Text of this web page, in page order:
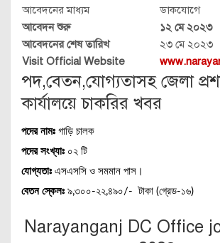
আবেদনের মাধ্যম
ডাকযোগে
আবেদন শুরু
১২ মে ২০২৩
আবেদনের শেষ তারিখ
২৩ মে ২০২৩
Visit Official Website
পদ,বেতন,যোগ্যতাসহ জেলা
কার্যালয়ে চাকরির খবর
পদের নামঃ গাড়ি চালক
পদের সংখ্যাঃ ০২ টি
যোগ্যতাঃ এসএসসি ও সমমান পাস।
বেতন স্কেলঃ ৯,৩০০-২২,৪৯০/- টাকা (গ্রেড-১৬)
Narayanganj DC Office